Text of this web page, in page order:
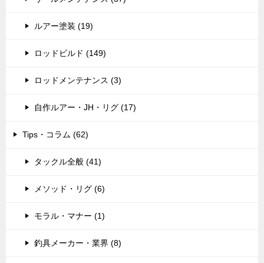
ルアー塗装 (19)
ロッドビルド (149)
ロッドメンテナンス (3)
自作ルアー・JH・リグ (17)
Tips・コラム (62)
タックル全般 (41)
メソッド・リグ (6)
モラル・マナー (1)
釣具メーカー・業界 (8)